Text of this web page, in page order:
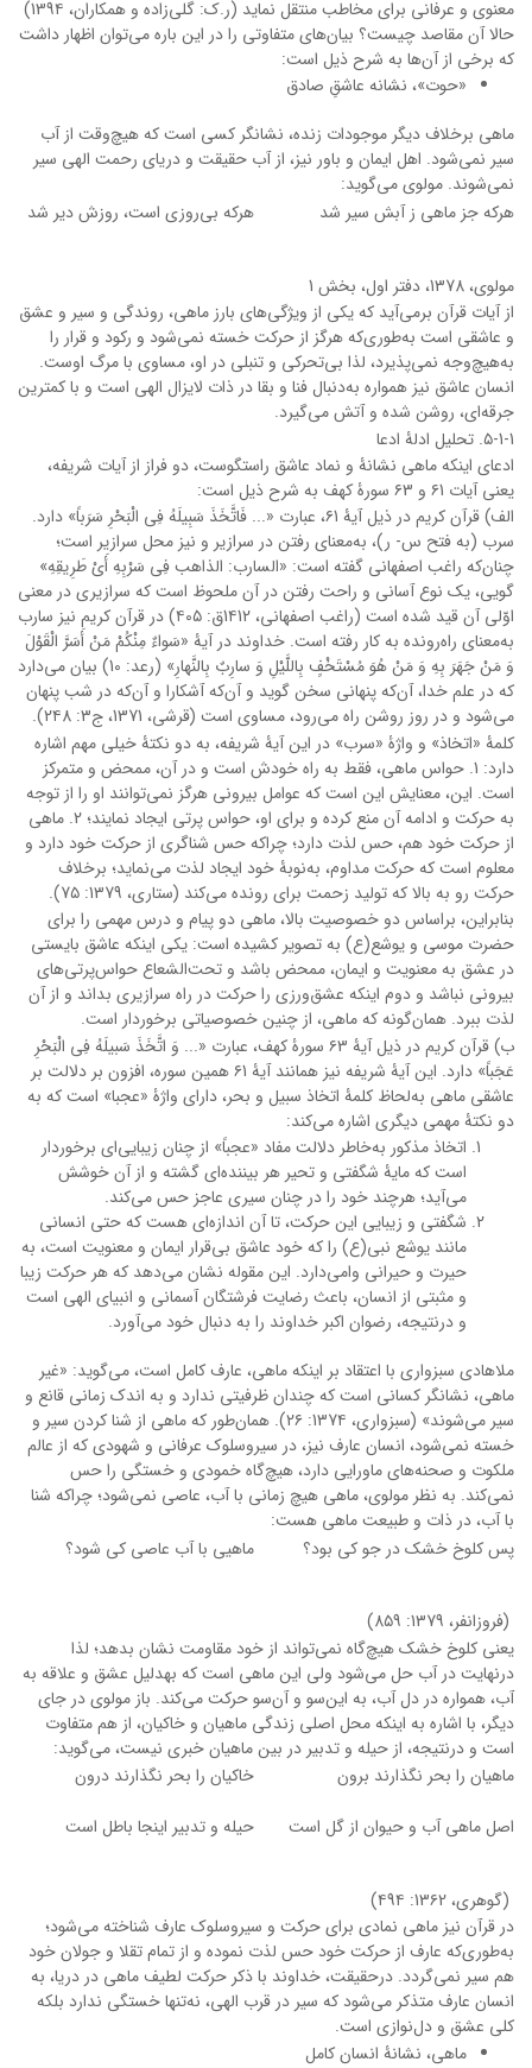
معنوی و عرفانی برای مخاطب منتقل نماید (ر.ک: گلی‌زاده و همکاران، 139۴)
حالا آن مقاصد چیست؟ بیان‌های متفاوتی را در این باره می‌توان اظهار داشت
که برخی از آن‌ها به شرح ذیل است:
«حوت»، نشانه عاشقِ صادق
ماهی برخلاف دیگر موجودات زنده، نشانگر کسی است که هیچ‌وقت از آب
سیر نمی‌شود. اهل ایمان و باور نیز، از آب حقیقت و دریای رحمت الهی سیر
نمی‌شوند. مولوی می‌گوید:
هرکه جز ماهی ز آبش سیر شد
هرکه بی‌روزی است، روزش دیر شد
مولوی، 1378، دفتر اول، بخش 1
از آیات قرآن برمی‌آید که یکی از ویژگی‎‌های بارز ماهی، روندگی و سیر و عشق
و عاشقی است به‌طوری‌که هرگز از حرکت خسته نمی‌شود و رکود و قرار را
به‌هیچ‌وجه نمی‌پذیرد، لذا بی‌تحرکی و تنبلی در او، مساوی با مرگ اوست.
انسان عاشق نیز همواره به‌دنبال فنا و بقا در ذات لایزال الهی است و با کمترین
جرقه‌ای، روشن شده و آتش می‌گیرد.
۵-1-1. تحلیل ادلۀ ادعا
ادعای اینکه ماهی نشانۀ و نماد عاشق راستگوست، دو فراز از آیات شریفه،
یعنی آیات ۶1 و ۶3 سورۀ کهف به شرح ذیل است:
الف) قرآن کریم در ذیل آیۀ ۶1، عبارت «... فَاتَّخَذَ سَبِیلَهُ فِی الْبَحْرِ سَرَباً» دارد.
سرب (به فتح س- ر)، به‌معنای رفتن در سرازیر و نیز محل سرازیر است؛
چنان‌که راغب اصفهانی گفته است‏: «السارب: الذاهب‏ فِی‏ سَرْبِهِ‏ أَیْ طَرِیقِهِ»
گویى، یک نوع آسانى و راحت رفتن در آن ملحوظ است که سرازیرى در معنى
اوّلى آن قید شده است (راغب اصفهانی، 1۴12ق: ۴0۵) در قرآن کریم نیز سارب
به‌معنای راه‌رونده به کار رفته است. خداوند در آیۀ «سَواءٌ مِنْکُمْ مَنْ أَسَرَّ الْقَوْلَ
وَ مَنْ جَهَرَ بِهِ وَ مَنْ هُوَ مُسْتَخْفٍ بِاللَّیْلِ وَ سارِبٌ‏ بِالنَّهارِ» (رعد: 10) بیان می‌دارد
که در علم خدا، آن‌که پنهانى سخن گوید و آن‌که آشکارا و آن‌که در شب پنهان
می‌شود و در روز روشن راه می‌رود، مساوى است (قرشی، 1371، ج3: 2۴8).
کلمۀ «اتخاذ» و واژۀ «سرب» در این آیۀ شریفه، به دو نکتۀ خیلی مهم اشاره
دارد: 1. حواس ماهی، فقط به راه خودش است و در آن، ممحض و متمرکز
است. این، معنایش این است که عوامل بیرونی هرگز نمی‌توانند او را از توجه
به حرکت و ادامه آن منع کرده و برای او، حواس پرتی ایجاد نمایند؛ 2. ماهی
از حرکت خود هم، حس لذت دارد؛ چراکه حس شناگری از حرکت خود دارد و
معلوم است که حرکت مداوم، به‌نوبۀ خود ایجاد لذت می‌نماید؛ برخلاف
حرکت رو به بالا که تولید زحمت برای رونده می‌کند (ستاری، 1379: 7۵).
بنابراین، براساس دو خصوصیت بالا، ماهی دو پیام و درس مهمی را برای
حضرت موسی و یوشع(ع) به تصویر کشیده است: یکی اینکه عاشق بایستی
در عشق به معنویت و ایمان، ممحض باشد و تحت‌الشعاع حواس‌پرتی‌های
بیرونی نباشد و دوم اینکه عشق‌ورزی را حرکت در راه سرازیری بداند و از آن
لذت ببرد. همان‌گونه که ماهی، از چنین خصوصیاتی برخوردار است.
ب) قرآن کریم در ذیل آیۀ ۶3 سورۀ کهف، عبارت «... وَ اتَّخَذَ سَبیلَهُ فِی الْبَحْرِ
عَجَباً» دارد. این آیۀ شریفه نیز همانند آیۀ ۶1 همین سوره، افزون بر دلالت بر
عاشقی ماهی به‌لحاظ کلمۀ اتخاذ سبیل و بحر، دارای واژۀ «عجبا» است که به
دو نکتۀ مهمی دیگری اشاره می‌کند:
اتخاذ مذکور به‌خاطر دلالت مفاد «عجباً» از چنان زیبایی‌ای برخوردار
است که مایۀ شگفتی و تحیر هر بیننده‌ای گشته و از آن خوشش
می‌آید؛ هرچند خود را در چنان سیری عاجز حس می‌کند.
شگفتی و زیبایی این حرکت، تا آن اندازه‌ای هست که حتی انسانی
مانند یوشع نبی(ع) را که خود عاشق بی‌قرار ایمان و معنویت است، به
حیرت و حیرانی وامی‌دارد. این مقوله نشان می‌دهد که هر حرکت زیبا
و مثبتی از انسان، باعث رضایت فرشتگان آسمانی و انبیای الهی است
و درنتیجه، رضوان اکبر خداوند را به دنبال خود می‌آورد.
ملاهادی سبزواری با اعتقاد بر اینکه ماهی، عارف کامل است، می‌گوید: «غیر
ماهی، نشانگر کسانی است که چندان ظرفیتی ندارد و به ‌اندک زمانی قانع و
سیر می‌شوند» (سبزواری، 137۴: 2۶). همان‌طور که ماهی از شنا کردن سیر و
خسته نمی‌شود، انسان عارف نیز، در سیروسلوک عرفانی و شهودی که از عالم
ملکوت و صحنه‌های ماورایی دارد، هیچ‌گاه خمودی و خستگی را حس
نمی‌کند. به نظر مولوی، ماهی هیچ زمانی با آب، عاصی نمی‌شود؛ چراکه شنا
با آب، در ذات و طبیعت ماهی هست:
پس کلوخ خشک در جو کی بود؟
ماهیی با آب عاصی کی شود؟
(فروزانفر، 1379: 8۵9)
یعنی کلوخ خشک هیچ‌گاه نمی‌تواند از خود مقاومت نشان بدهد؛ لذا
درنهایت در آب حل می‌شود ولی این ماهی است که به‎دلیل عشق و علاقه به
آب، همواره در دل آب، به این‌سو و آن‌سو حرکت می‌کند. باز مولوی در جای
دیگر، با اشاره به اینکه محل اصلی زندگی ماهیان و خاکیان، از هم متفاوت
است و درنتیجه، از حیله و تدبیر در بین ماهیان خبری نیست، می‌گوید:
ماهیان را بحر نگذارند برون
خاکیان را بحر نگذارند درون
اصل ماهی آب و حیوان از گل است
حیله و تدبیر اینجا باطل است
(گوهری، 13۶2: ۴9۴)
در قرآن نیز ماهی نمادی برای حرکت و سیروسلوک عارف شناخته می‌شود؛
به‌طوری‌که عارف از حرکت خود حس لذت نموده و از تمام تقلا و جولان خود
هم سیر نمی‌گردد. درحقیقت، خداوند با ذکر حرکت لطیف ماهی در دریا، به
انسان عارف متذکر می‌شود که سیر در قرب الهی، نه‌تنها خستگی ندارد بلکه
کلی عشق و دل‌نوازی است.
ماهی، نشانۀ انسان کامل